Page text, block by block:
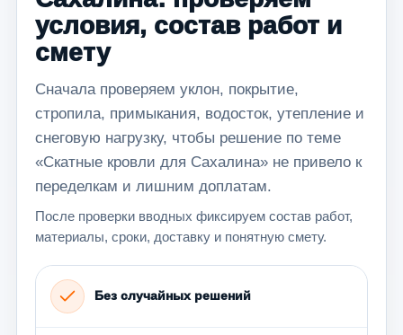
условия, состав работ и
смету
Сначала проверяем уклон, покрытие,
стропила, примыкания, водосток, утепление и
снеговую нагрузку, чтобы решение по теме
«Скатные кровли для Сахалина» не привело к
переделкам и лишним доплатам.
После проверки вводных фиксируем состав работ,
материалы, сроки, доставку и понятную смету.
Без случайных решений